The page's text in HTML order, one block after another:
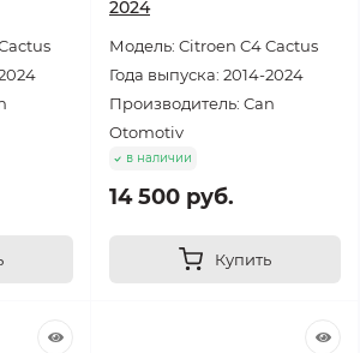
2024
Модель: Citroen C4 Cactus
Года выпуска: 2014-2024
Производитель: Can
Otomotiv
в наличии
14 500 руб.
Купить